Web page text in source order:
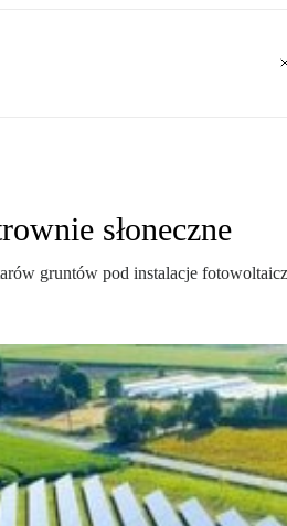
słoneczne
gruntów pod instalacje